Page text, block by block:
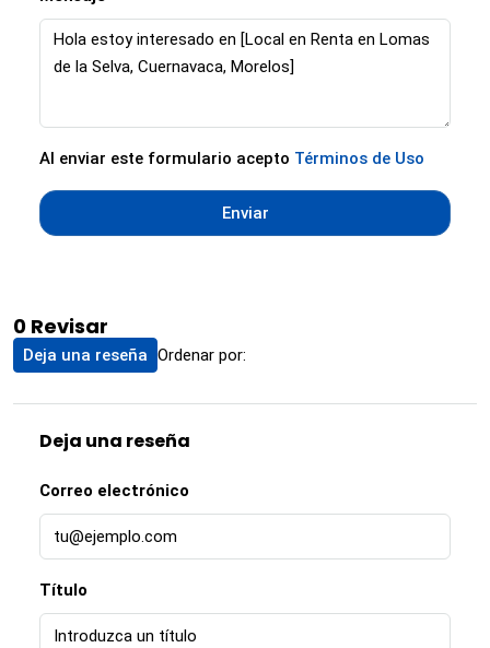
Al enviar este formulario acepto Términos de Uso
Enviar
0 Revisar
Ordenar por:
Deja una reseña
Deja una reseña
Correo electrónico
Título